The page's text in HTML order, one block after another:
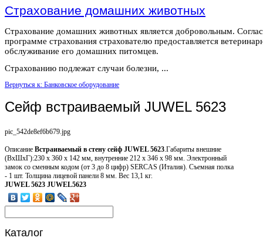
Страхование домашних животных
Страхование домашних животных является добровольным.
программе страхования страхователю предоставляется
обслуживание его домашних питомцев.
Страхованию подлежат случаи болезни, ...
Вернуться к: Банковское оборудование
Сейф встраиваемый JUWEL 5623
pic_542de8ef6b679.jpg
Описание Встраиваемый в стену сейф JUWEL 5623.Габариты внешние
(ВхШхГ):230 х 360 х 142 мм, внутренние 212 х 346 х 98 мм. Электронный
замок со сменным кодом (от 3 до 8 цифр) SERCAS (Италия). Съемная полка
- 1 шт. Толщина лицевой панели 8 мм. Вес 13,1 кг.
JUWEL 5623 JUWEL5623
Каталог